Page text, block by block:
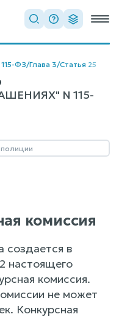
ФЗ/Глава 3/Статья 25
N 115-
комиссия
создается в
настоящего
комиссия.
не может
Конкурсная